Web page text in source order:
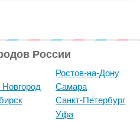
России
Ростов-на-Дону
Самара
Санкт-Петербург
Уфа